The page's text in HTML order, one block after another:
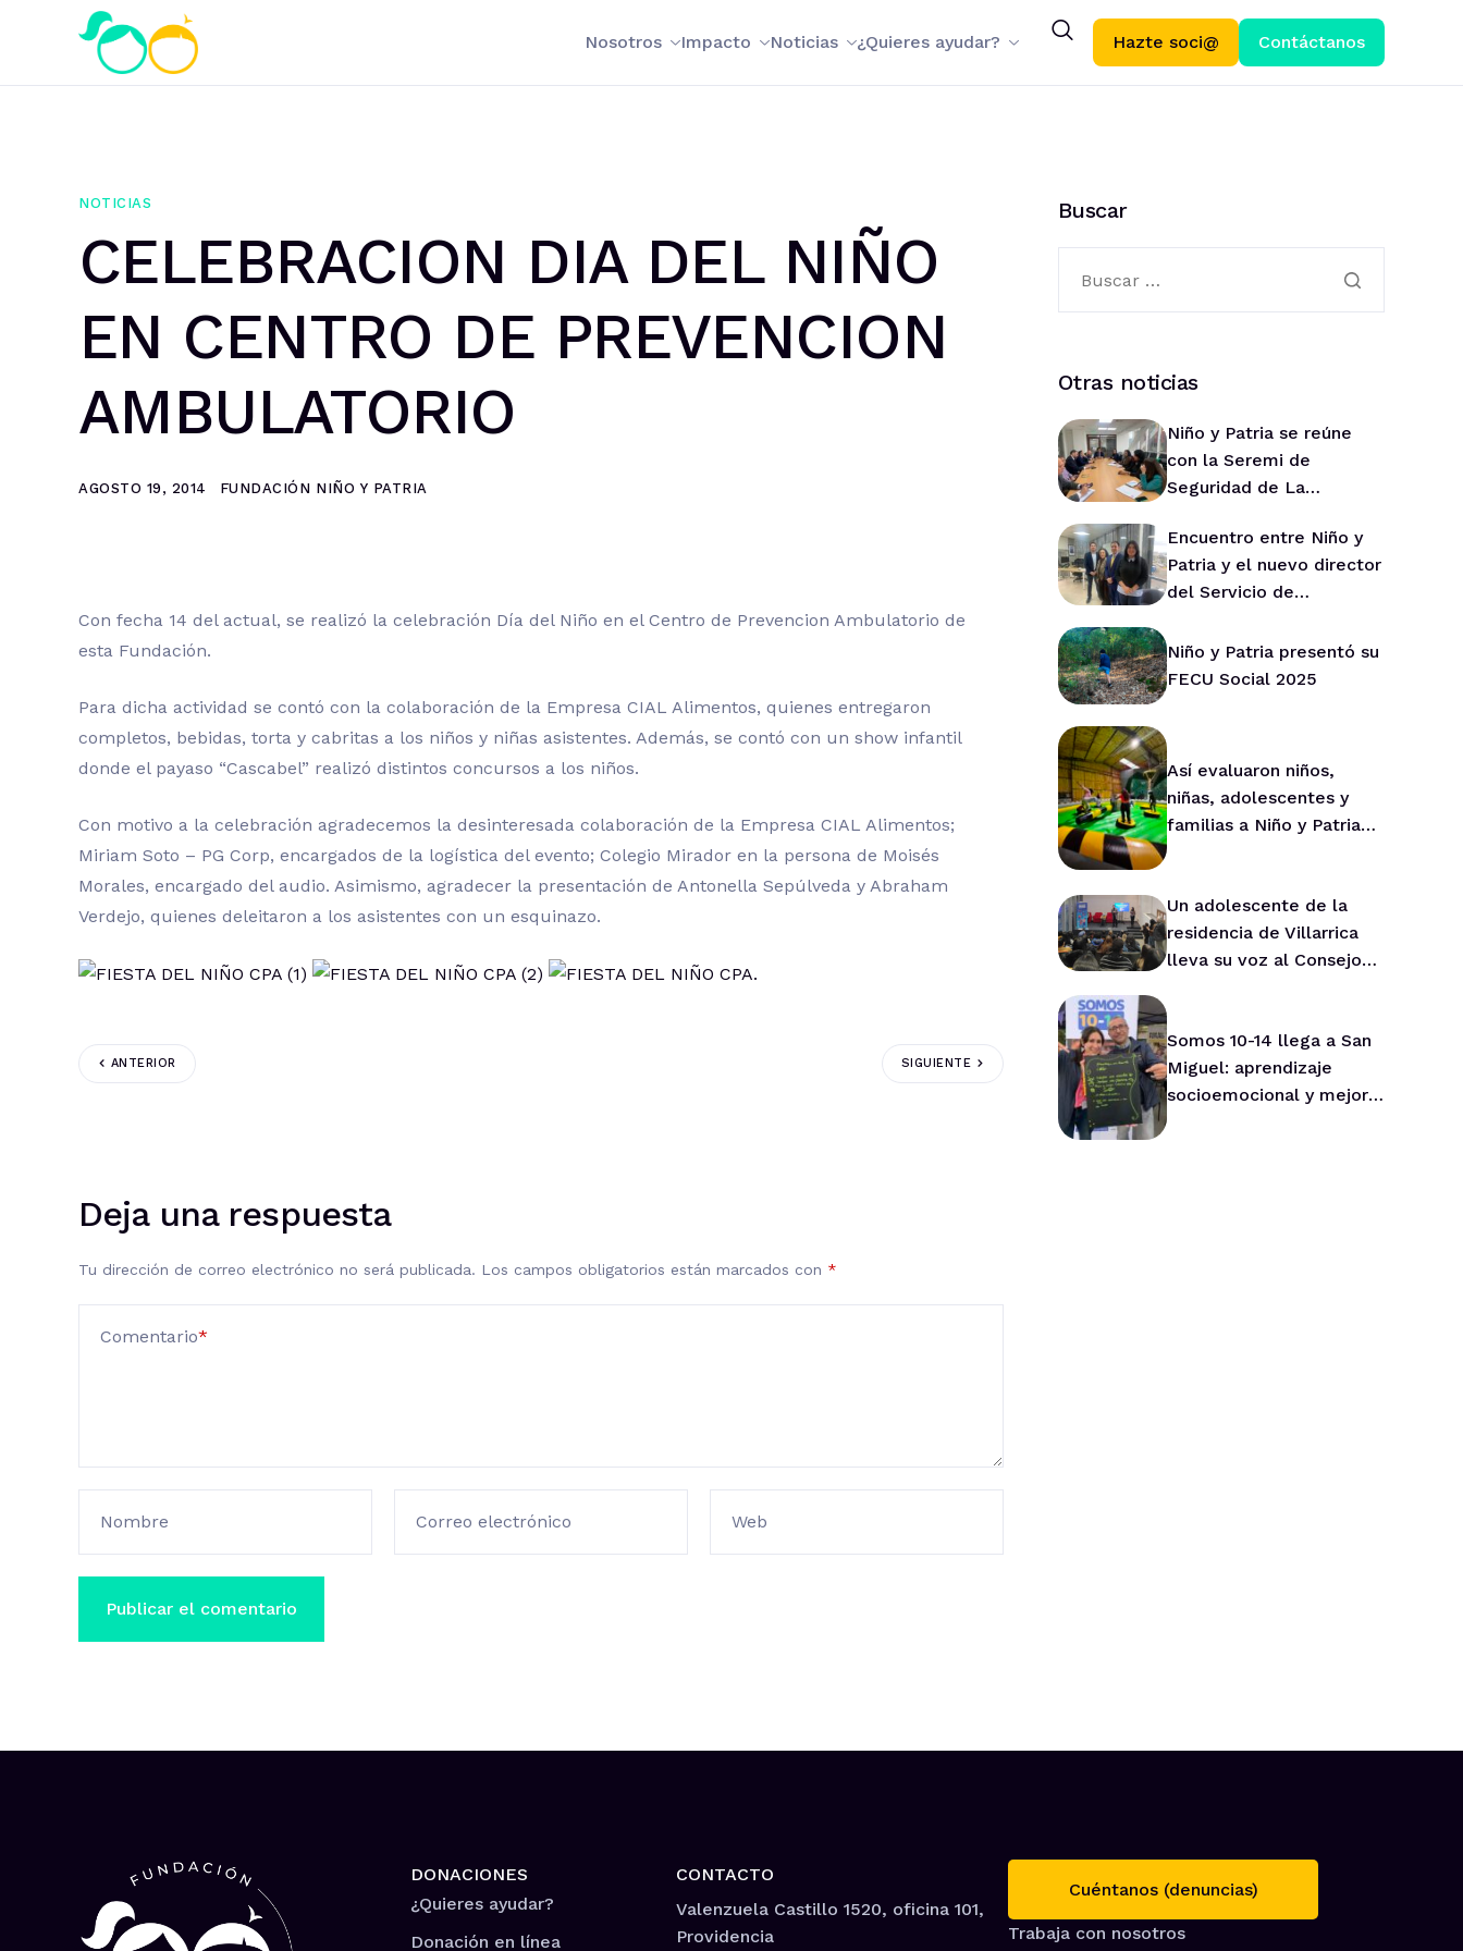
Nosotros Impacto Noticias ¿Quieres ayudar? Hazte soci@ Contáctanos
NOTICIAS
CELEBRACION DIA DEL NIÑO
EN CENTRO DE PREVENCION
AMBULATORIO
AGOSTO 19, 2014 FUNDACIÓN NIÑO Y PATRIA
Con fecha 14 del actual, se realizó la celebración Día del Niño en el Centro de Prevencion Ambulatorio de
esta Fundación.
Para dicha actividad se contó con la colaboración de la Empresa CIAL Alimentos, quienes entregaron
completos, bebidas, torta y cabritas a los niños y niñas asistentes. Además, se contó con un show infantil
donde el payaso “Cascabel” realizó distintos concursos a los niños.
Con motivo a la celebración agradecemos la desinteresada colaboración de la Empresa CIAL Alimentos;
Miriam Soto – PG Corp, encargados de la logística del evento; Colegio Mirador en la persona de Moisés
Morales, encargado del audio. Asimismo, agradecer la presentación de Antonella Sepúlveda y Abraham
Verdejo, quienes deleitaron a los asistentes con un esquinazo.
ANTERIOR SIGUIENTE
Deja una respuesta
Tu dirección de correo electrónico no será publicada. Los campos obligatorios están marcados con *
Comentario*
Nombre Correo electrónico Web
Buscar
Otras noticias
Niño y Patria se reúne
con la Seremi de
Seguridad de La
la prevención en la
región
Encuentro entre Niño y
Patria y el nuevo director
del Servicio de
Araucanía marca ruta de
trabajo conjunto
Niño y Patria presentó su
FECU Social 2025
Así evaluaron niños,
niñas, adolescentes y
familias a Niño y Patria
Un adolescente de la
residencia de Villarrica
lleva su voz al Consejo
Somos 10-14 llega a San
Miguel: aprendizaje
socioemocional y mejor
DONACIONES
¿Quieres ayudar?
Donación en línea
CONTACTO
Valenzuela Castillo 1520, oficina 101,
Providencia
Cuéntanos (denuncias)
Trabaja con nosotros